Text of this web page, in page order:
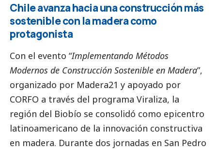
Chile avanza hacia una construcción más
sostenible con la madera como
protagonista
Con el evento “Implementando Métodos
Modernos de Construcción Sostenible en Madera”,
organizado por Madera21 y apoyado por
CORFO a través del programa Viraliza, la
región del Biobío se consolidó como epicentro
latinoamericano de la innovación constructiva
en madera. Durante dos jornadas en San Pedro